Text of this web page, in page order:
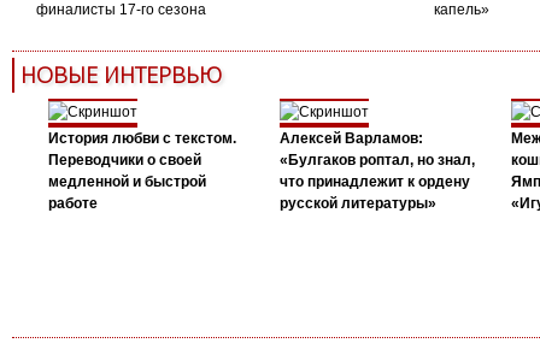
финалисты 17-го сезона
капель»
НОВЫЕ ИНТЕРВЬЮ
История любви с текстом.
Переводчики о своей
медленной и быстрой
работе
Алексей Варламов:
«Булгаков роптал, но знал,
что принадлежит к ордену
русской литературы»